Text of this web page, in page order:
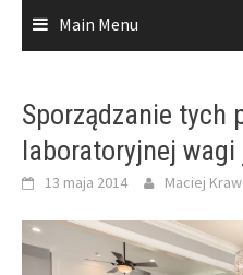
Main Menu
Sporządzanie tych
laboratoryjnej
13 maja 2014 Maciej